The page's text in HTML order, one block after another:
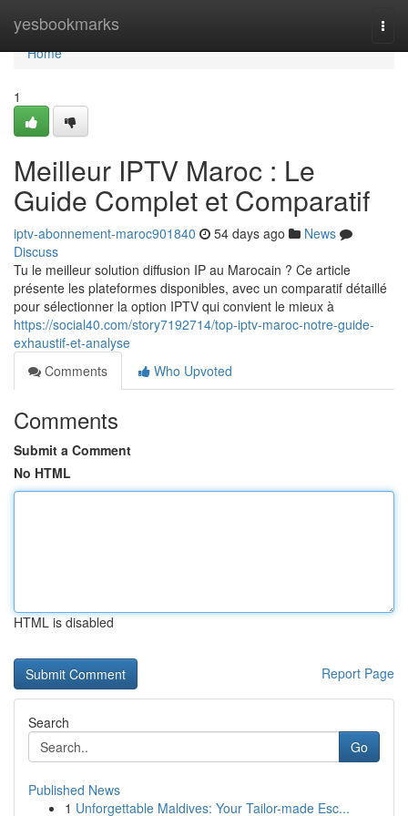
yesbookmarks
Home
Home
1
Meilleur IPTV Maroc : Le
Guide Complet et Comparatif
iptv-abonnement-maroc901840 54 days ago
News
Discuss
Tu le meilleur solution diffusion IP au Marocain ? Ce article
présente les plateformes disponibles, avec un comparatif détaillé
pour sélectionner la option IPTV qui convient le mieux à
https://social40.com/story7192714/top-iptv-maroc-notre-guide-
exhaustif-et-analyse
Comments
Who Upvoted
Comments
Submit a Comment
No HTML
HTML is disabled
Report Page
Search
Go
Published News
1 Unforgettable Maldives: Your Tailor-made Esc...